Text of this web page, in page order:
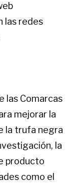
las redes
las Comarcas
mejorar la
la trufa negra
la
producto
como el